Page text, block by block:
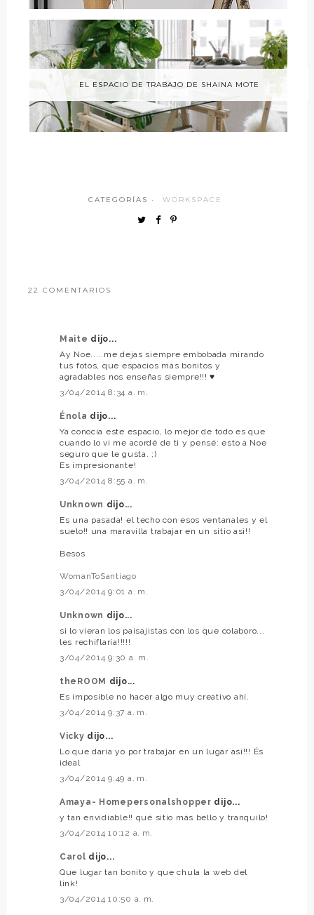
EL ESPACIO DE TRABAJO DE SHAINA MOTE
CATEGORÍAS · WORKSPACE
22 COMENTARIOS
Maite dijo...
Ay Noe.....me dejas siempre embobada mirando
tus fotos, que espacios más bonitos y
agradables nos enseñas siempre!!! ♥
3/04/2014 8:34 a. m.
Énola dijo...
Ya conocía este espacio, lo mejor de todo es que
cuando lo vi me acordé de ti y pensé: esto a Noe
seguro que le gusta. ;)
Es impresionante!
3/04/2014 8:55 a. m.
Unknown dijo...
Es una pasada! el techo con esos ventanales y el
suelo!! una maravilla trabajar en un sitio asi!!
Besos
WomanToSantiago
3/04/2014 9:01 a. m.
Unknown dijo...
si lo vieran los paisajistas con los que colaboro...
les rechiflaría!!!!!
3/04/2014 9:30 a. m.
theROOM dijo...
Es imposible no hacer algo muy creativo ahí.
3/04/2014 9:37 a. m.
Vicky dijo...
Lo que daria yo por trabajar en un lugar así!!! És
ideal
3/04/2014 9:49 a. m.
Amaya- Homepersonalshopper dijo...
y tan envidiable!! qué sitio más bello y tranquilo!
3/04/2014 10:12 a. m.
Carol dijo...
Que lugar tan bonito y que chula la web del
link!
3/04/2014 10:50 a. m.